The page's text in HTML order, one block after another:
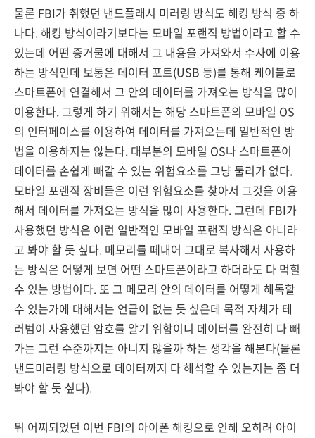
물론 FBI가 취했던 낸드플래시 미러링 방식도 해킹 방식 중 하
나다. 해킹 방식이라기보다는 모바일 포랜직 방법이라고 할 수
있는데 어떤 증거물에 대해서 그 내용을 가져와서 수사에 이용
하는 방식인데 보통은 데이터 포트(USB 등)를 통해 케이블로
스마트폰에 연결해서 그 안의 데이터를 가져오는 방식을 많이
이용한다. 그렇게 하기 위해서는 해당 스마트폰의 모바일 OS
의 인터페이스를 이용하여 데이터를 가져오는데 일반적인 방
법을 이용하지는 않는다. 대부분의 모바일 OS나 스마트폰이
데이터를 손쉽게 빼갈 수 있는 위험요소를 그냥 둘리가 없다.
모바일 포랜직 장비들은 이런 위험요소를 찾아서 그것을 이용
해서 데이터를 가져오는 방식을 많이 사용한다. 그런데 FBI가
사용했던 방식은 이런 일반적인 모바일 포랜직 방식은 아니라
고 봐야 할 듯 싶다. 메모리를 떼내어 그대로 복사해서 사용하
는 방식은 어떻게 보면 어떤 스마트폰이라고 하더라도 다 먹힐
수 있는 방법이다. 또 그 메모리 안의 데이터를 어떻게 해독할
수 있는가에 대해서는 언급이 없는 듯 싶은데 목적 자체가 테
러범이 사용했던 암호를 알기 위함이니 데이터를 완전히 다 빼
가는 그런 수준까지는 아니지 않을까 하는 생각을 해본다(물론
낸드미러링 방식으로 데이터까지 다 해석할 수 있는지는 좀 더
봐야 할 듯 싶다).
뭐 어찌되었던 이번 FBI의 아이폰 해킹으로 인해 오히려 아이